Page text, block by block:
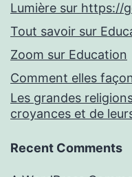
Lumière sur https://
Tout savoir sur
Zoom sur Education
Comment elles
Les grandes
croyances et de
Recent Comments